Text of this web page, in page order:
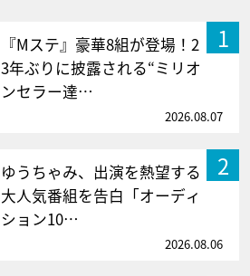
1
『Mステ』豪華8組が登場！2
3年ぶりに披露される“ミリオ
ンセラー達…
2026.08.07
2
ゆうちゃみ、出演を熱望する
大人気番組を告白「オーディ
ション10…
2026.08.06